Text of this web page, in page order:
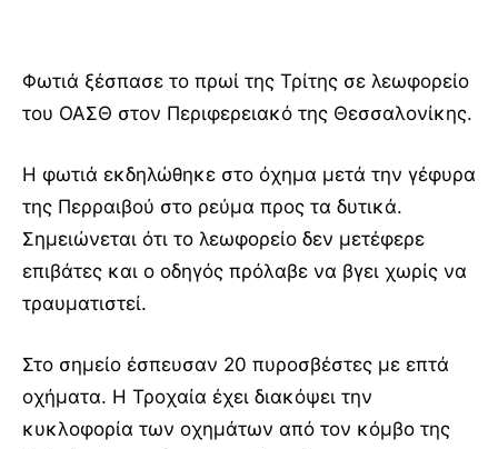
Φωτιά ξέσπασε το πρωί της Τρίτης σε λεωφορείο
του ΟΑΣΘ στον Περιφερειακό της Θεσσαλονίκης.
Η φωτιά εκδηλώθηκε στο όχημα μετά την γέφυρα
της Περραιβού στο ρεύμα προς τα δυτικά.
Σημειώνεται ότι το λεωφορείο δεν μετέφερε
επιβάτες και ο οδηγός πρόλαβε να βγει χωρίς να
τραυματιστεί.
Στο σημείο έσπευσαν 20 πυροσβέστες με επτά
οχήματα. Η Τροχαία έχει διακόψει την
κυκλοφορία των οχημάτων από τον κόμβο της